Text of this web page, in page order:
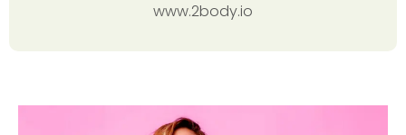
www.2body.io